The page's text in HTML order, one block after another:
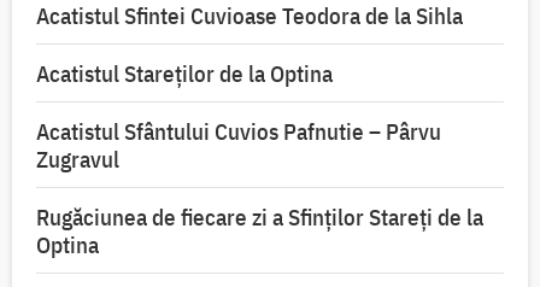
Acatistul Sfintei Cuvioase Teodora de la Sihla
Acatistul Stareţilor de la Optina
Acatistul Sfântului Cuvios Pafnutie – Pârvu
Zugravul
Rugăciunea de fiecare zi a Sfinților Stareți de la
Optina